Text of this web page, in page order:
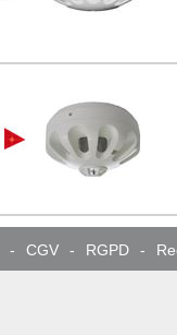
- CGV - RGPD -